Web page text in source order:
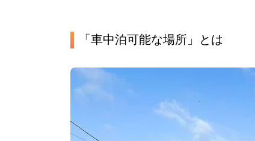
「車中泊可能な場所」とは